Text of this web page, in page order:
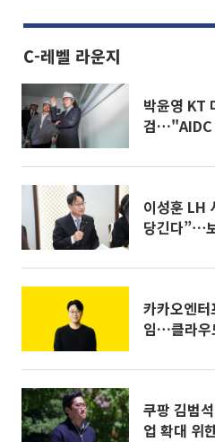
C-레벨 라운지
박윤영 KT
검…"AIDC
이성훈 LH
당긴다”⋯
카카오엔
임…클라우
쿠팡 김범
업 확대 위